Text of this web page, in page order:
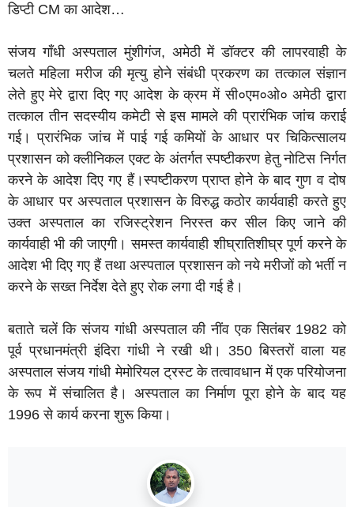
डिप्टी CM का आदेश…
संजय गाँधी अस्पताल मुंशीगंज, अमेठी में डॉक्टर की लापरवाही के
चलते महिला मरीज की मृत्यु होने संबंधी प्रकरण का तत्काल संज्ञान
लेते हुए मेरे द्वारा दिए गए आदेश के क्रम में सी०एम०ओ० अमेठी द्वारा
तत्काल तीन सदस्यीय कमेटी से इस मामले की प्रारंभिक जांच कराई
गई। प्रारंभिक जांच में पाई गई कमियों के आधार पर चिकित्सालय
प्रशासन को क्लीनिकल एक्ट के अंतर्गत स्पष्टीकरण हेतु नोटिस निर्गत
करने के आदेश दिए गए हैं।स्पष्टीकरण प्राप्त होने के बाद गुण व दोष
के आधार पर अस्पताल प्रशासन के विरुद्ध कठोर कार्यवाही करते हुए
उक्त अस्पताल का रजिस्ट्रेशन निरस्त कर सील किए जाने की
कार्यवाही भी की जाएगी। समस्त कार्यवाही शीघ्रातिशीघ्र पूर्ण करने के
आदेश भी दिए गए हैं तथा अस्पताल प्रशासन को नये मरीजों को भर्ती न
करने के सख्त निर्देश देते हुए रोक लगा दी गई है।
बताते चलें कि संजय गांधी अस्पताल की नींव एक सितंबर 1982 को
पूर्व प्रधानमंत्री इंदिरा गांधी ने रखी थी। 350 बिस्तरों वाला यह
अस्पताल संजय गांधी मेमोरियल ट्रस्ट के तत्वावधान में एक परियोजना
के रूप में संचालित है। अस्पताल का निर्माण पूरा होने के बाद यह
1996 से कार्य करना शुरू किया।